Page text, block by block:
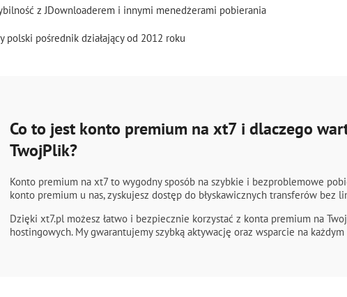
z JDownloaderem i innymi menedżerami pobierania
polski pośrednik działający od 2012 roku
Co to jest konto premium na xt7 i dlaczego
TwojPlik?
Konto premium na xt7 to wygodny sposób na szybkie i bezproblemowe
konto premium u nas, zyskujesz dostęp do błyskawicznych transferów bez
Dzięki xt7.pl możesz łatwo i bezpiecznie korzystać z konta premium na
hostingowych. My gwarantujemy szybką aktywację oraz wsparcie na